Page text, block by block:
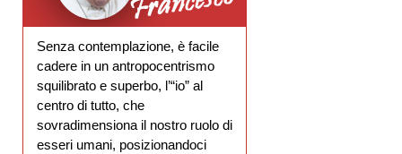
Senza contemplazione, è facile
cadere in un antropocentrismo
squilibrato e superbo, l’“io” al
centro di tutto, che
sovradimensiona il nostro ruolo di
esseri umani, posizionandoci